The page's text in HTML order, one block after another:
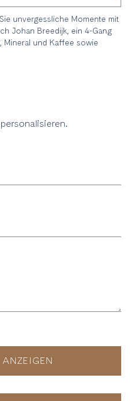
unvergessliche Momente mit
Johan Breedijk, ein 4-Gang
Mineral und Kaffee sowie